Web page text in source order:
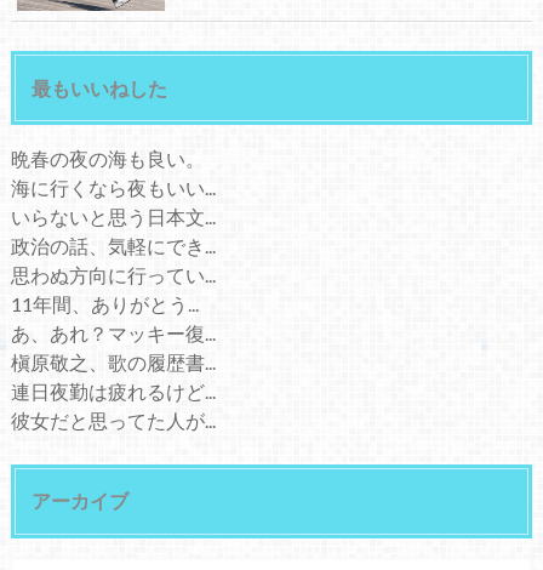
最もいいねした
晩春の夜の海も良い。
海に行くなら夜もいい...
いらないと思う日本文...
政治の話、気軽にでき...
思わぬ方向に行ってい...
11年間、ありがとう...
あ、あれ？マッキー復...
槇原敬之、歌の履歴書...
連日夜勤は疲れるけど...
彼女だと思ってた人が...
アーカイブ